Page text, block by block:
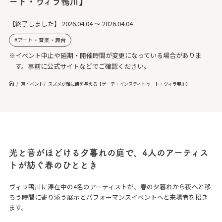
【終了しました】 2026.04.04 ～ 2026.04.04
アート・音楽・舞台
※イベント中止や延期・開催時間が変更になっている場合がありま
す。事前に公式サイトなどでご確認ください。
京イベント スズメが雛に餌を与える【ゲーテ・インスティトゥート・ヴィラ鴨川】
光と音がほどける夕暮れの庭で、4人のアーティス
トが紡ぐ春のひととき
ヴィラ鴨川に滞在中の4名のアーティストが、春の夕暮れから夜へと移
ろう時間に寄り添う展示とパフォーマンスイベントへと来場者を招き
ます。